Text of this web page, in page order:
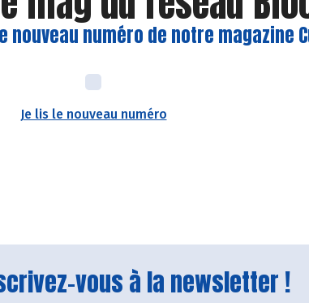
numéro de notre magazine
Je lis le nouveau numéro
vous à la newsletter !